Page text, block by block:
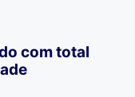
com total